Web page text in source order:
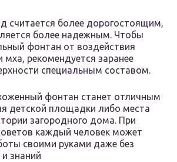
считается более дорогостоящим,
более надежным. Чтобы
фонтан от воздействия
мха, рекомендуется заранее
специальным составом.
фонтан станет отличным
детской площадки либо места
загородного дома. При
каждый человек может
своими руками даже без
знаний